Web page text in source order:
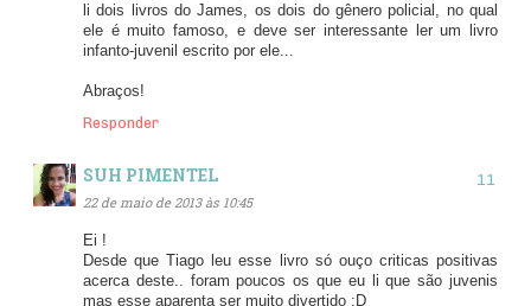
li dois livros do James, os dois do gênero policial, no qual
ele é muito famoso, e deve ser interessante ler um livro
infanto-juvenil escrito por ele...
Abraços!
Responder
SUH PIMENTEL
22 de maio de 2013 às 10:45
Ei !
Desde que Tiago leu esse livro só ouço criticas positivas
acerca deste.. foram poucos os que eu li que são juvenis
mas esse aparenta ser muito divertido :D